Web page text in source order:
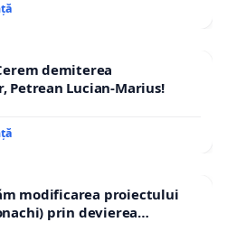
demiterea
Lucian-Marius!
modificarea proiectului
prin devierea